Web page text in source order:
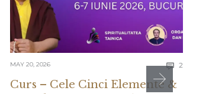
MAY 20, 2026  2
Curs – Cele Cinci Elemente &